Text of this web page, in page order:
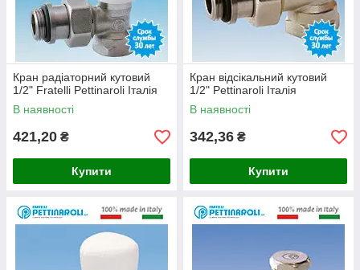
Кран радіаторний кутовий
1/2" Fratelli Pettinaroli Італія
В наявності
421,20 ₴
Купити
Кран відсікальний кутовий
1/2" Pettinaroli Італія
В наявності
342,36 ₴
Купити